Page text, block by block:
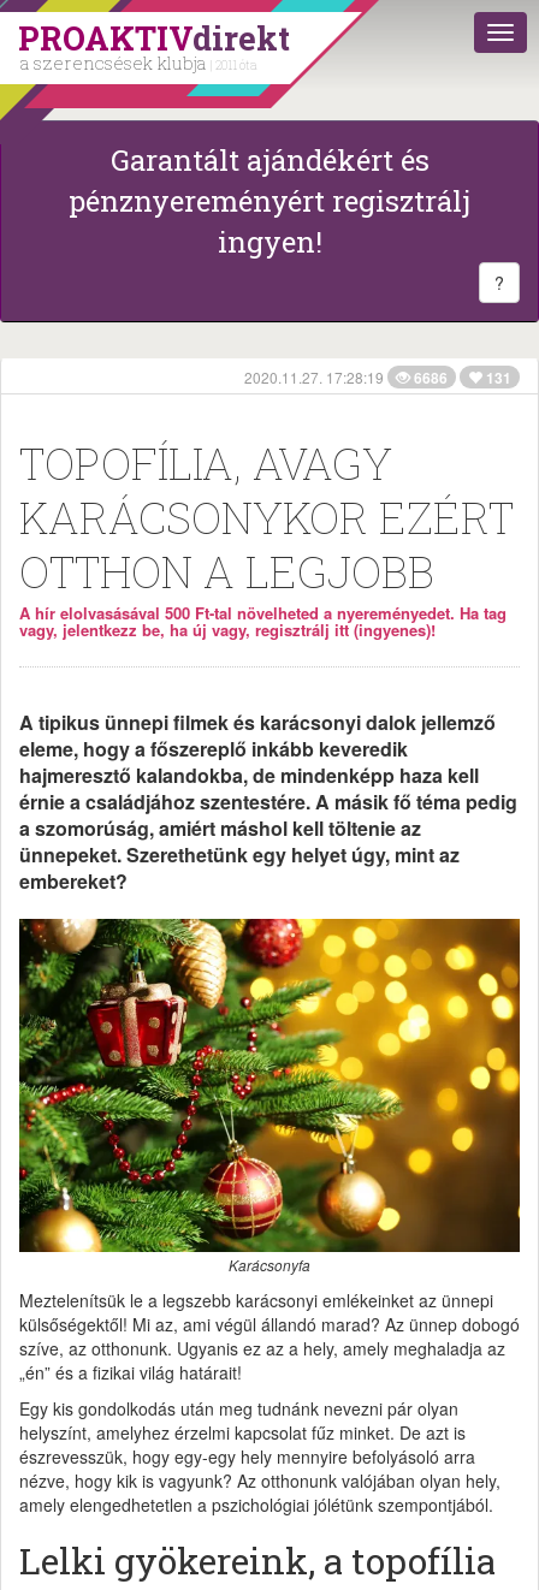
PROAKTIVdirekt
a szerencsések klubja | 2011 óta
Garantált ajándékért és
pénznyereményért regisztrálj
ingyen!
?
2020.11.27. 17:28:19 6686 131
TOPOFÍLIA, AVAGY
KARÁCSONYKOR EZÉRT
OTTHON A LEGJOBB
A hír elolvasásával 500 Ft-tal növelheted a nyereményedet. Ha tag
vagy, jelentkezz be, ha új vagy, regisztrálj itt (ingyenes)!
A tipikus ünnepi filmek és karácsonyi dalok jellemző
eleme, hogy a főszereplő inkább keveredik
hajmeresztő kalandokba, de mindenképp haza kell
érnie a családjához szentestére. A másik fő téma pedig
a szomorúság, amiért máshol kell töltenie az
ünnepeket. Szerethetünk egy helyet úgy, mint az
embereket?
Karácsonyfa
Meztelenítsük le a legszebb karácsonyi emlékeinket az ünnepi
külsőségektől! Mi az, ami végül állandó marad? Az ünnep dobogó
szíve, az otthonunk. Ugyanis ez az a hely, amely meghaladja az
„én” és a fizikai világ határait!
Egy kis gondolkodás után meg tudnánk nevezni pár olyan
helyszínt, amelyhez érzelmi kapcsolat fűz minket. De azt is
észrevesszük, hogy egy-egy hely mennyire befolyásoló arra
nézve, hogy kik is vagyunk? Az otthonunk valójában olyan hely,
amely elengedhetetlen a pszichológiai jólétünk szempontjából.
Lelki gyökereink, a topofília